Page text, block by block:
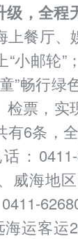
，全程
上餐厅
“小邮轮
”畅行
检票，实
有6条，
：
威海地
海运客